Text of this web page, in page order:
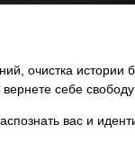
очистка
себе
вас и